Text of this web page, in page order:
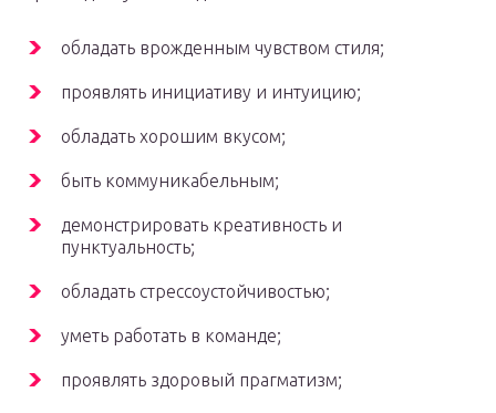
обладать врожденным чувством стиля;
проявлять инициативу и интуицию;
обладать хорошим вкусом;
быть коммуникабельным;
демонстрировать креативность и
пунктуальность;
обладать стрессоустойчивостью;
уметь работать в команде;
проявлять здоровый прагматизм;